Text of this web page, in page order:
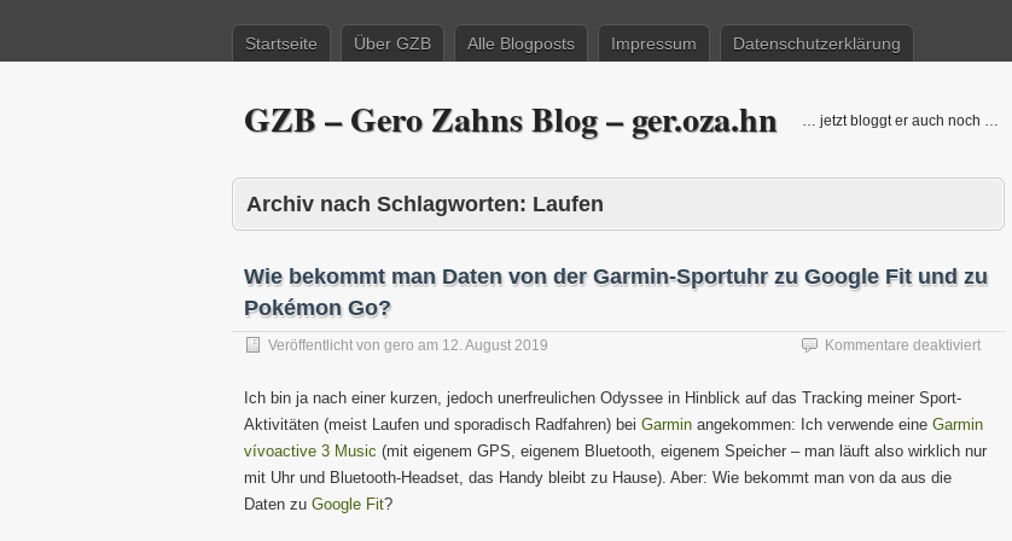
Startseite Über GZB Alle Blogposts Impressum Datenschutzerklärung
GZB – Gero Zahns Blog – ger.oza.hn … jetzt bloggt er auch noch …
Archiv nach Schlagworten: Laufen
Wie bekommt man Daten von der Garmin-Sportuhr zu Google Fit und zu
Pokémon Go?
Veröffentlicht von gero am 12. August 2019 Kommentare deaktiviertfür
Daten
von
Ich bin ja nach einer kurzen, jedoch unerfreulichen Odyssee in Hinblick auf das Tracking meiner Sport-
Aktivitäten (meist Laufen und sporadisch Radfahren) bei Garmin angekommen: Ich verwende eine Garmin
vívoactive 3 Music (mit eigenem GPS, eigenem Bluetooth, eigenem Speicher – man läuft also wirklich nur
mit Uhr und Bluetooth-Headset, das Handy bleibt zu Hause). Aber: Wie bekommt man von da aus die
Daten zu Google Fit?